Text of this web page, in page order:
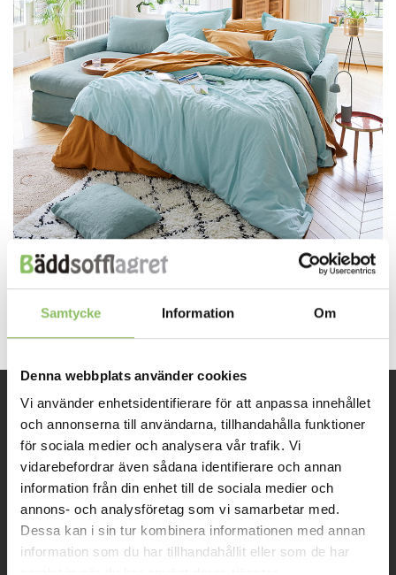
Samtycke Information Om
Denna webbplats använder cookies
Vi använder enhetsidentifierare för att anpassa innehållet
och annonserna till användarna, tillhandahålla funktioner
för sociala medier och analysera vår trafik. Vi
vidarebefordrar även sådana identifierare och annan
information från din enhet till de sociala medier och
annons- och analysföretag som vi samarbetar med.
Dessa kan i sin tur kombinera informationen med annan
information som du har tillhandahållit eller som de har
Both comments and trackbacks are currently closed.
Next→
INFORMATION
Om oss
Kontakt
Mitt konto